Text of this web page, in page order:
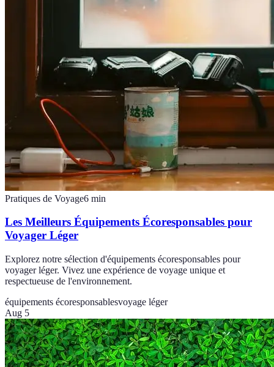
Pratiques de Voyage6 min
Les Meilleurs Équipements Écoresponsables pour
Voyager Léger
Explorez notre sélection d'équipements écoresponsables pour
voyager léger. Vivez une expérience de voyage unique et
respectueuse de l'environnement.
équipements écoresponsablesvoyage léger
Aug 5